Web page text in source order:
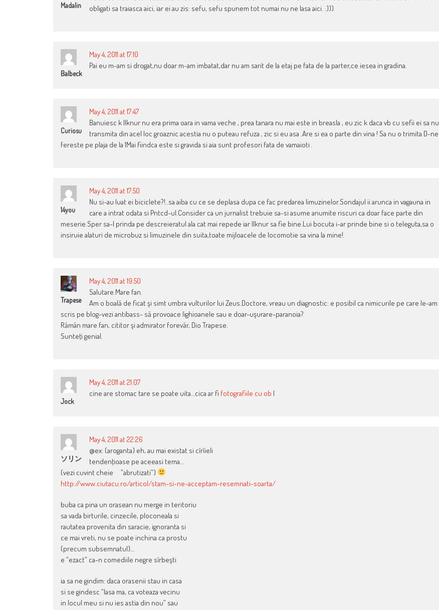
Madalin
obligati sa traiasca aici, iar ei au zis: sefu, sefu spunem tot numai nu ne lasa aici. :)))
Balbeck
May 4, 2011 at 17:10
Pai eu m-am si drogat,nu doar m-am imbatat,dar nu am sarit de la etaj pe fata de la parter,ce iesea in gradina.
Curiosu
May 4, 2011 at 17:47
Banuiesc k Ilknur nu era prima oara in vama veche , prea tanara nu mai este in breasla , eu zic k daca vb cu sefii ei sa nu
transmita din acel loc groaznic acestia nu o puteau refuza , zic si eu asa .Are si ea o parte din vina ! Sa nu o trimita D-ne
fereste pe plaja de la 1Mai fiindca este si gravida si aia sunt profesori fata de vamaioti .
14you
May 4, 2011 at 17:50
Nu si-au luat ei biciclete?!..sa aiba cu ce se deplasa dupa ce fac predarea limuzinelor.Sondajul ii arunca in vagauna in
care a intrat odata si Pntcd-ul.Consider ca un jurnalist trebuie sa-si asume anumite riscuri ca doar face parte din
meserie.Sper sa-l prinda pe descreieratul ala cat mai repede iar Ilknur sa fie bine.Lui bocuta i-ar prinde bine si o teleguta,sa o
insiruie alaturi de microbuz si limuzinele din suita,toate mijloacele de locomotie sa vina la mine!.
Trapese
May 4, 2011 at 19:50
Salutare.Mare fan.
Am o boală de ficat şi simt umbra vulturilor lui Zeus.Doctore, vreau un diagnostic: e posibil ca nimicurile pe care le-am
scris pe blog-vezi antibass- să provoace lighioanele sau e doar-uşurare-paranoia?
Rămân mare fan, cititor şi admirator forevăr, Dio Trapese.
Sunteţi genial.
Jock
May 4, 2011 at 21:07
cine are stomac tare se poate uita…cica ar fi fotografiile cu ob l
ソリン
May 4, 2011 at 22:26
@ex: (aroganta) eh, au mai existat si cîrîieli
tendenţioase pe aceeasi tema…
(vezi cuvint cheie ”abrutizati”)
http://www.ciutacu.ro/articol/stam-si-ne-acceptam-resemnati-soarta/
buba ca pina un orasean nu merge in teritoriu
sa vada birturile, cinzecile, ploconeala si
rautatea provenita din saracie, ignoranta si
ce mai vreti, nu se poate inchina ca prostu
(precum subsemnatul)…
e “ezact” ca-n comediile negre sîrbeşti
ia sa ne gindim: daca orasenii stau in casa
si se gindesc “lasa ma, ca voteaza vecinu
in locul meu si nu ies astia din nou” sau